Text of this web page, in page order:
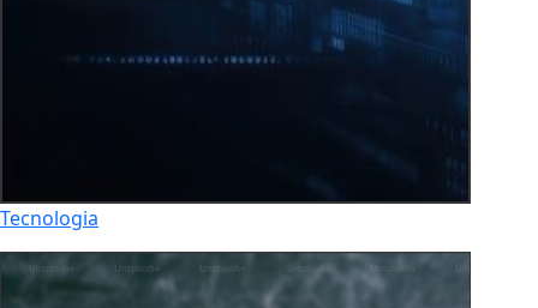
Tecnologia